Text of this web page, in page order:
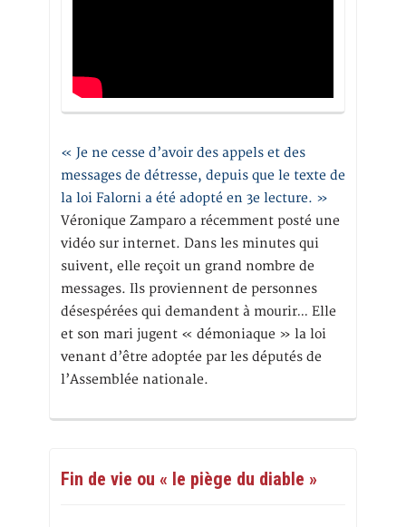
« Je ne cesse d’avoir des appels et des
messages de détresse, depuis que le texte de
la loi Falorni a été adopté en 3e lecture. »
Véronique Zamparo a récemment posté une
vidéo sur internet. Dans les minutes qui
suivent, elle reçoit un grand nombre de
messages. Ils proviennent de personnes
désespérées qui demandent à mourir… Elle
et son mari jugent « démoniaque » la loi
venant d’être adoptée par les députés de
l’Assemblée nationale.
Fin de vie ou « le piège du diable »